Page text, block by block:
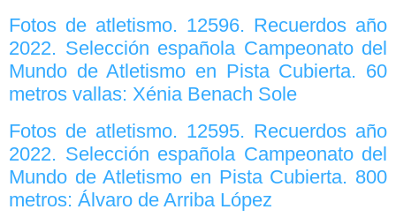
Fotos de atletismo. 12596. Recuerdos año
2022. Selección española Campeonato del
Mundo de Atletismo en Pista Cubierta. 60
metros vallas: Xénia Benach Sole
Fotos de atletismo. 12595. Recuerdos año
2022. Selección española Campeonato del
Mundo de Atletismo en Pista Cubierta. 800
metros: Álvaro de Arriba López